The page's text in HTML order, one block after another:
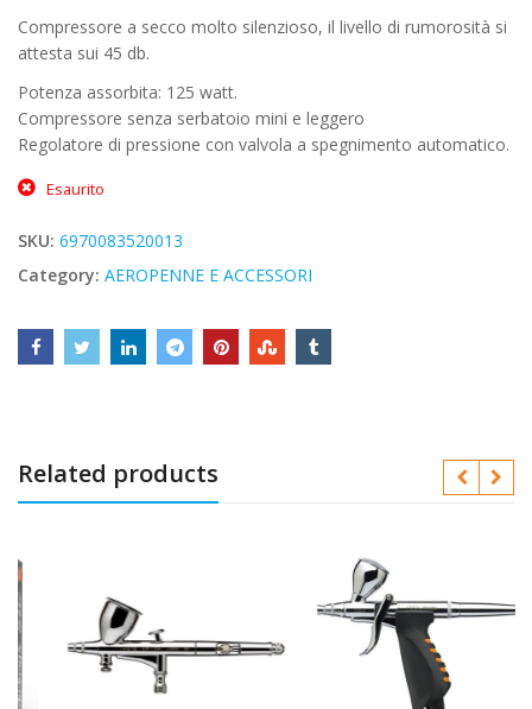
originale
era:
€99,00.
attuale
è:
€84,15.
Compressore a secco molto silenzioso, il livello di rumorosità si
attesta sui 45 db.
Potenza assorbita: 125 watt.
Compressore senza serbatoio mini e leggero
Regolatore di pressione con valvola a spegnimento automatico.
Esaurito
SKU: 6970083520013
Category: AEROPENNE E ACCESSORI
Related products